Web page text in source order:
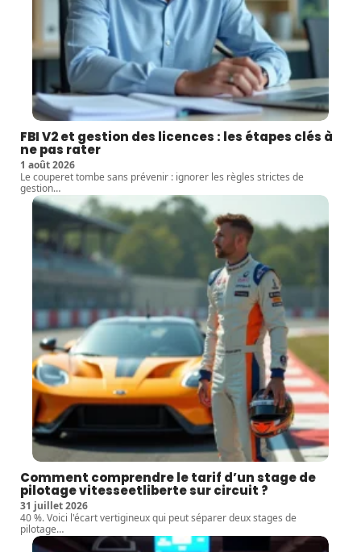
FBI V2 et gestion des licences : les étapes clés à
ne pas rater
1 août 2026
Le couperet tombe sans prévenir : ignorer les règles strictes de
gestion…
Comment comprendre le tarif d’un stage de
pilotage vitesseetliberte sur circuit ?
31 juillet 2026
40 %. Voici l'écart vertigineux qui peut séparer deux stages de
pilotage…